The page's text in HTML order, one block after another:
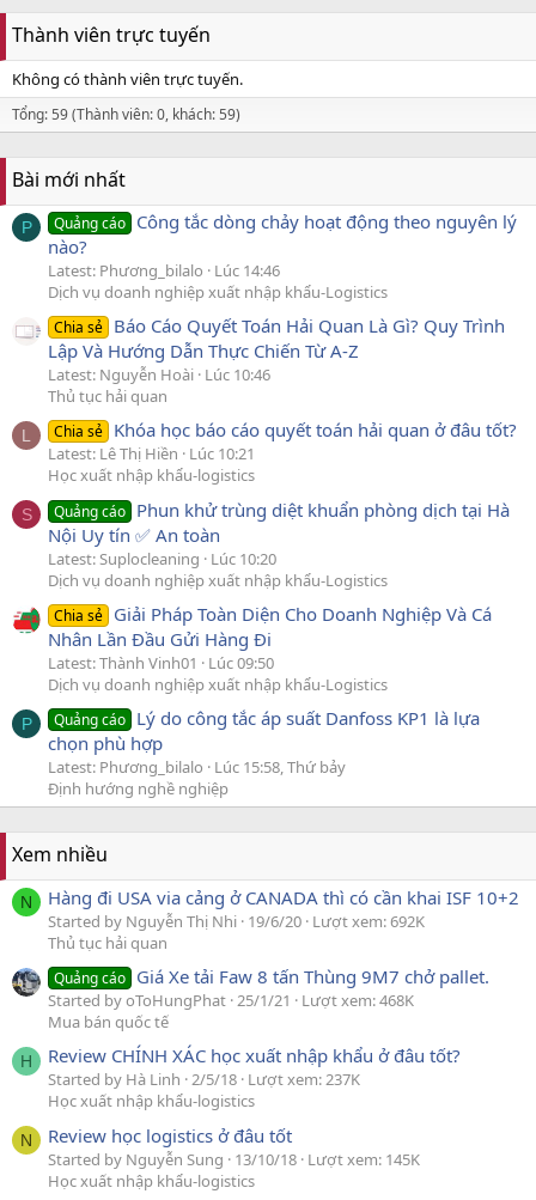
Thành viên trực tuyến
Không có thành viên trực tuyến.
Tổng: 59 (Thành viên: 0, khách: 59)
Bài mới nhất
P Quảng cáo Công tắc dòng chảy hoạt động theo nguyên lý
nào?
Latest: Phương_bilalo
Lúc 14:46
Dịch vụ doanh nghiệp xuất nhập khẩu-Logistics
Chia sẻ Báo Cáo Quyết Toán Hải Quan Là Gì? Quy Trình
Lập Và Hướng Dẫn Thực Chiến Từ A-Z
Latest: Nguyễn Hoài Lúc 10:46
Thủ tục hải quan
L Chia sẻ Khóa học báo cáo quyết toán hải quan ở đâu tốt?
Latest: Lê Thị Hiền
Lúc 10:21
Học xuất nhập khẩu-logistics
S Quảng cáo Phun khử trùng diệt khuẩn phòng dịch tại Hà
Nội Uy tín ✅ An toàn
Latest: Suplocleaning
Lúc 10:20
Dịch vụ doanh nghiệp xuất nhập khẩu-Logistics
Chia sẻ Giải Pháp Toàn Diện Cho Doanh Nghiệp Và Cá
Nhân Lần Đầu Gửi Hàng Đi
Latest: Thành Vinh01
Lúc 09:50
Dịch vụ doanh nghiệp xuất nhập khẩu-Logistics
P Quảng cáo Lý do công tắc áp suất Danfoss KP1 là lựa
chọn phù hợp
Latest: Phương_bilalo
Lúc 15:58, Thứ bảy
Định hướng nghề nghiệp
Xem nhiều
N Hàng đi USA via cảng ở CANADA thì có cần khai ISF 10+2
Started by Nguyễn Thị Nhi 19/6/20 Lượt xem: 692K
Thủ tục hải quan
Quảng cáo Giá Xe tải Faw 8 tấn Thùng 9M7 chở pallet.
Started by oToHungPhat 25/1/21
Lượt xem: 468K
Mua bán quốc tế
H Review CHÍNH XÁC học xuất nhập khẩu ở đâu tốt?
Started by Hà Linh 2/5/18 Lượt xem: 237K
Học xuất nhập khẩu-logistics
N Review học logistics ở đâu tốt
Started by Nguyễn Sung 13/10/18 Lượt xem: 145K
Học xuất nhập khẩu-logistics